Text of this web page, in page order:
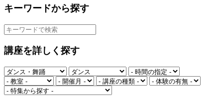
キーワードから探す
講座を詳しく探す